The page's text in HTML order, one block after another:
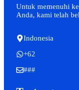
Untuk memenuhi
Anda, kami telah
Indonesia
+62
###